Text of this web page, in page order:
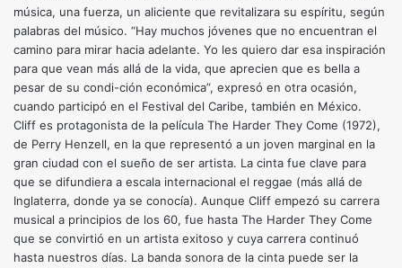
música, una fuerza, un aliciente que revitalizara su espíritu, según
palabras del músico. “Hay muchos jóvenes que no encuentran el
camino para mirar hacia adelante. Yo les quiero dar esa inspiración
para que vean más allá de la vida, que aprecien que es bella a
pesar de su condi-ción económica”, expresó en otra ocasión,
cuando participó en el Festival del Caribe, también en México.
Cliff es protagonista de la película The Harder They Come (1972),
de Perry Henzell, en la que representó a un joven marginal en la
gran ciudad con el sueño de ser artista. La cinta fue clave para
que se difundiera a escala internacional el reggae (más allá de
Inglaterra, donde ya se conocía). Aunque Cliff empezó su carrera
musical a principios de los 60, fue hasta The Harder They Come
que se convirtió en un artista exitoso y cuya carrera continuó
hasta nuestros días. La banda sonora de la cinta puede ser la